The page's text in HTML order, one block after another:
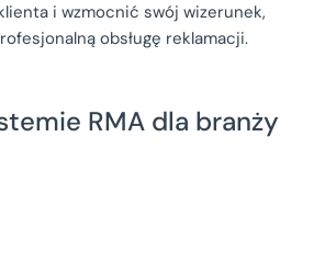
i wzmocnić swój wizerunek,
obsługę reklamacji.
RMA dla branży